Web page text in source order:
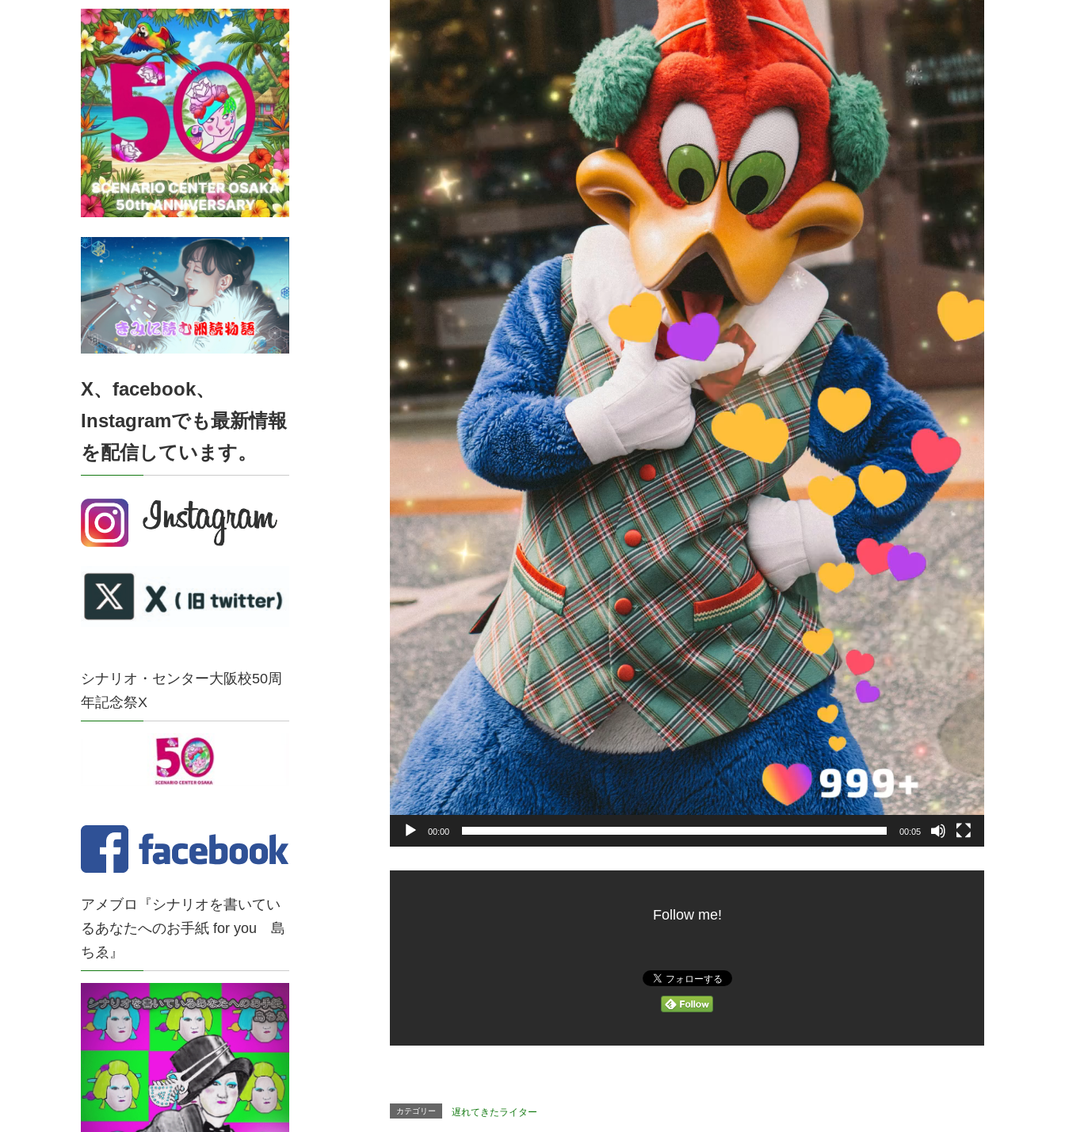
00:00 00:05
Follow me!
カテゴリー 遅れてきたライター
X、facebook、
Instagramでも最新情報
を配信しています。
シナリオ・センター大阪校50周
年記念祭X
アメブロ『シナリオを書いてい
るあなたへのお手紙 for you 島
ちゑ』